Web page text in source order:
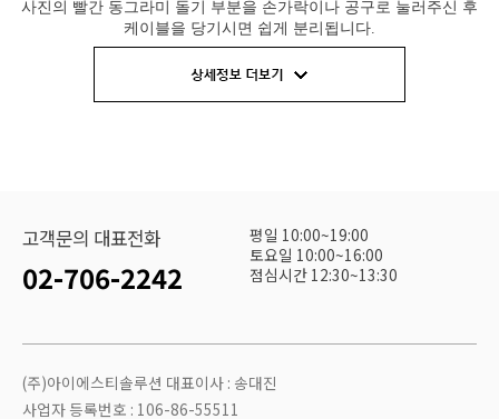
사진의 빨간 동그라미 돌기 부분을 손가락이나 공구로 눌러주신 후
케이블을 당기시면 쉽게 분리됩니다.
고객문의 대표전화
02-706-2242
평일 10:00~19:00
토요일 10:00~16:00
점심시간 12:30~13:30
(주)아이에스티솔루션 대표이사 : 송대진
사업자 등록번호 : 106-86-55511